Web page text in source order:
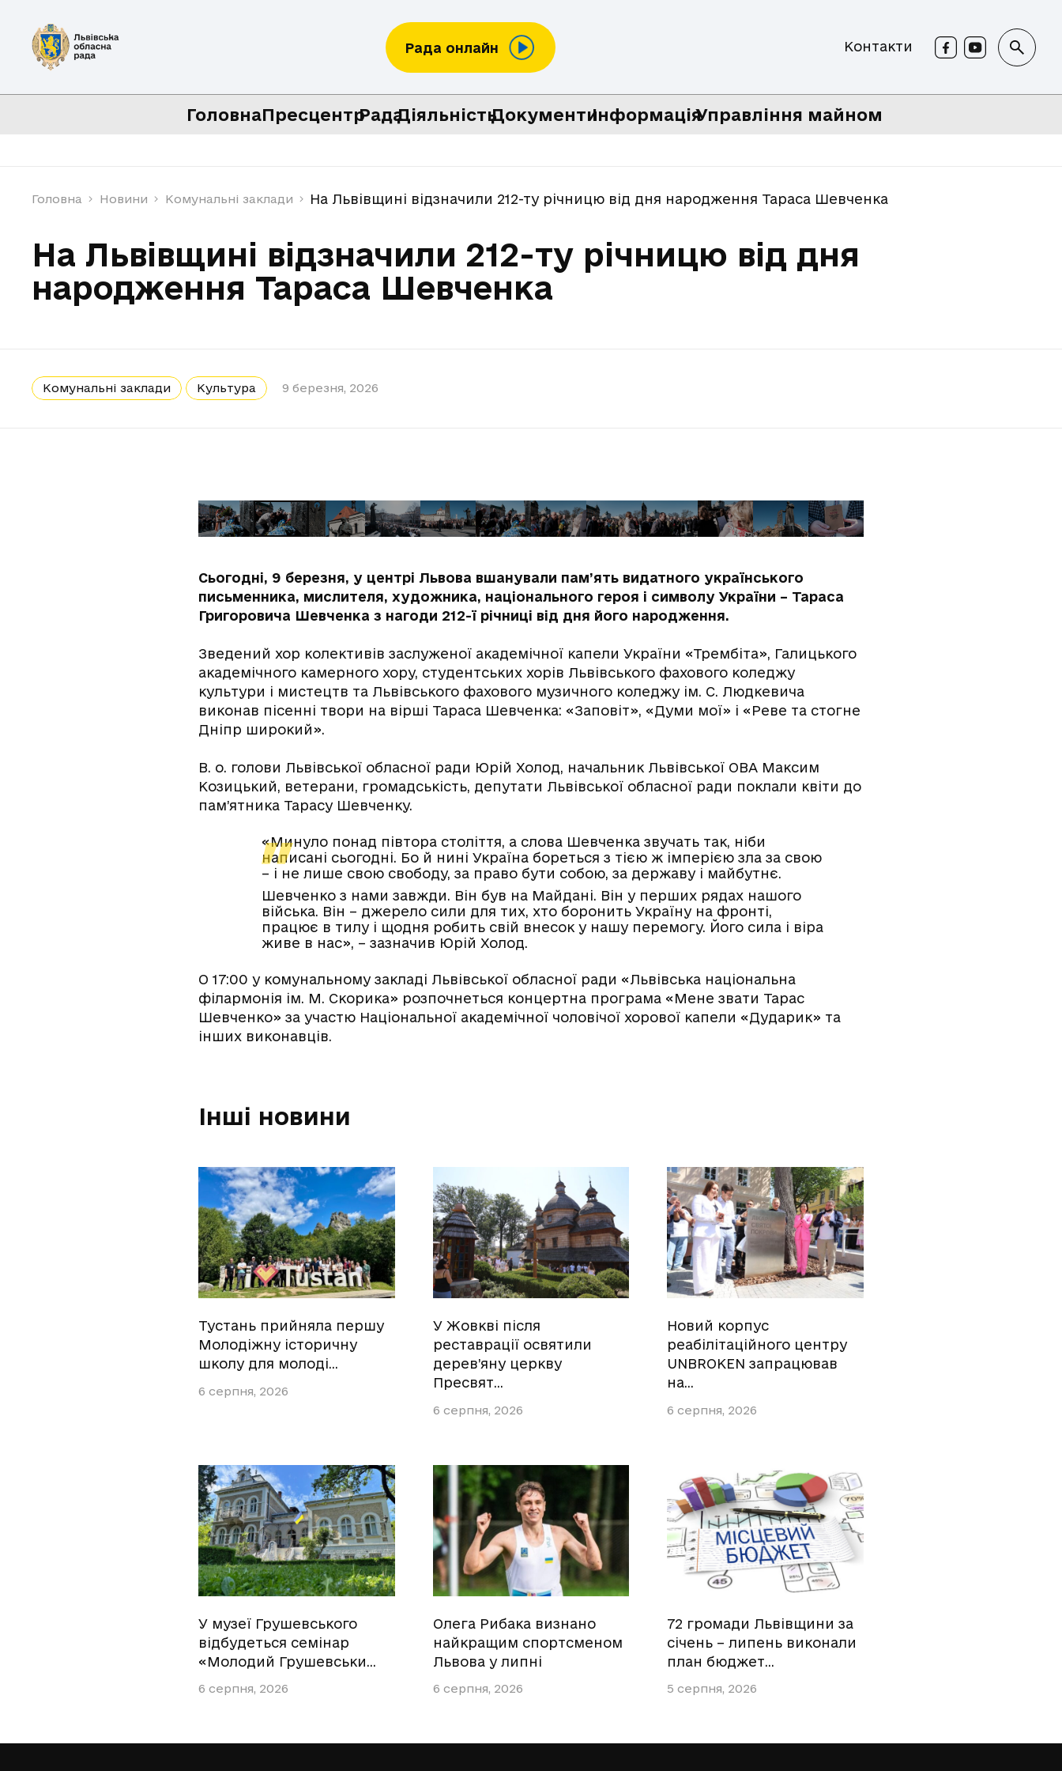
Рада онлайн Контакти
ГоловнаПресцентрРадаДіяльністьДокументиІнформаціяУправління майном
Головна Новини Комунальні заклади На Львівщині відзначили 212-ту річницю від дня народження Тараса Шевченка
На Львівщині відзначили 212-ту річницю від дня
народження Тараса Шевченка
Комунальні заклади Культура 9 березня, 2026
Сьогодні, 9 березня, у центрі Львова вшанували пам’ять видатного українського
письменника, мислителя, художника, національного героя і символу України – Тараса
Григоровича Шевченка з нагоди 212-ї річниці від дня його народження.
Зведений хор колективів заслуженої академічної капели України «Трембіта», Галицького
академічного камерного хору, студентських хорів Львівського фахового коледжу
культури і мистецтв та Львівського фахового музичного коледжу ім. С. Людкевича
виконав пісенні твори на вірші Тараса Шевченка: «Заповіт», «Думи мої» і «Реве та стогне
Дніпр широкий».
В. о. голови Львівської обласної ради Юрій Холод, начальник Львівської ОВА Максим
Козицький, ветерани, громадськість, депутати Львівської обласної ради поклали квіти до
пам’ятника Тарасу Шевченку.
«Минуло понад півтора століття, а слова Шевченка звучать так, ніби
написані сьогодні. Бо й нині Україна бореться з тією ж імперією зла за свою
– і не лише свою свободу, за право бути собою, за державу і майбутнє.
Шевченко з нами завжди. Він був на Майдані. Він у перших рядах нашого
війська. Він – джерело сили для тих, хто боронить Україну на фронті,
працює в тилу і щодня робить свій внесок у нашу перемогу. Його сила і віра
живе в нас», – зазначив Юрій Холод.
О 17:00 у комунальному закладі Львівської обласної ради «Львівська національна
філармонія ім. М. Скорика» розпочнеться концертна програма «Мене звати Тарас
Шевченко» за участю Національної академічної чоловічої хорової капели «Дударик» та
інших виконавців.
Інші новини
Тустань прийняла першу
Молодіжну історичну
школу для молоді…
6 серпня, 2026
У Жовкві після
реставрації освятили
дерев’яну церкву
Пресвят…
6 серпня, 2026
Новий корпус
реабілітаційного центру
UNBROKEN запрацював
на…
6 серпня, 2026
У музеї Грушевського
відбудеться семінар
«Молодий Грушевськи…
6 серпня, 2026
Олега Рибака визнано
найкращим спортсменом
Львова у липні
6 серпня, 2026
72 громади Львівщини за
січень – липень виконали
план бюджет…
5 серпня, 2026